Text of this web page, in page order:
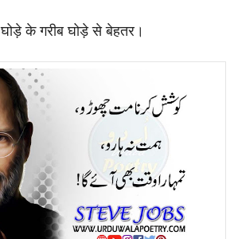
घोड़े के गरीब घोड़े से बेहतर।